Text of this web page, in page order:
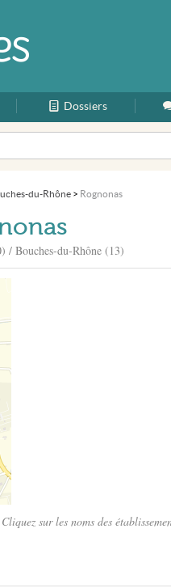
Dossiers
du-Rhône > Rognonas
/ Bouches-du-Rhône (13)
sur les noms des